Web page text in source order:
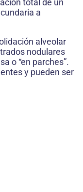
total de un
a
alveolar
nodulares
o “en parches”.
y pueden ser